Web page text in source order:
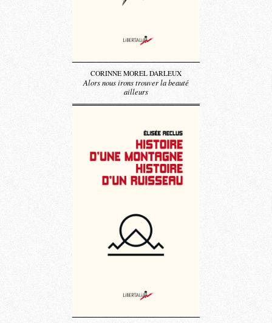
CORINNE MOREL DARLEUX
Alors nous irons trouver la beauté
ailleurs